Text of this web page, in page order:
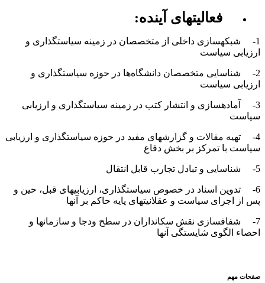
فعالیت­های آینده:
1- شبکه­سازی داخلی از متخصصان در زمینه سیاستگذاری و
ارزیابی سیاست
2- شناسایی متخصصان دانشگاه‌ها در حوزه سیاستگذاری و
ارزیابی سیاست
3- آماده­سازی و انتشار کتب در زمینه سیاستگذاری و ارزیابی
سیاست
4- تهیه مقالات و گزارش­های مفید در حوزه سیاستگذاری و ارزیابی
سیاست با تمرکز بر بخش دفاع
5- شناسایی و تبادل تجارب قابل انتقال
6- تدوین اسناد در خصوص سیاستگذاری، ارزیابی­های قبل، حین و
پس از اجرای سیاست و عقلانیت­های پایه حاکم بر آن­ها
7- شفاف­سازی نقش سکانداران در سطح ودجا و سازمان­ها و
احصاء الگوی شایستگی آنها
صفحات مهم